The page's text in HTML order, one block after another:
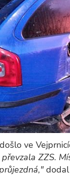
ve
ZZS.
dodal